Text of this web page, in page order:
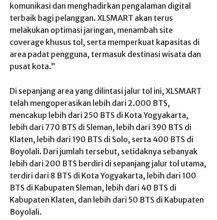
komunikasi dan menghadirkan pengalaman digital
terbaik bagi pelanggan. XLSMART akan terus
melakukan optimasi jaringan, menambah site
coverage khusus tol, serta memperkuat kapasitas di
area padat pengguna, termasuk destinasi wisata dan
pusat kota.”
Di sepanjang area yang dilintasi jalur tol ini, XLSMART
telah mengoperasikan lebih dari 2.000 BTS,
mencakup lebih dari 250 BTS di Kota Yogyakarta,
lebih dari 770 BTS di Sleman, lebih dari 390 BTS di
Klaten, lebih dari 190 BTS di Solo, serta 400 BTS di
Boyolali. Dari jumlah tersebut, setidaknya sebanyak
lebih dari 200 BTS berdiri di sepanjang jalur tol utama,
terdiri dari 8 BTS di Kota Yogyakarta, lebih dari 100
BTS di Kabupaten Sleman, lebih dari 40 BTS di
Kabupaten Klaten, dan lebih dari 50 BTS di Kabupaten
Boyolali.